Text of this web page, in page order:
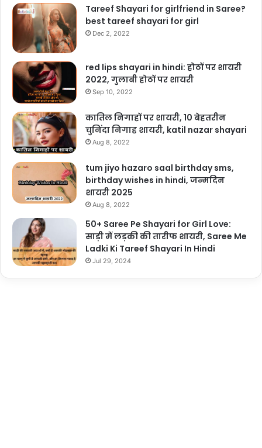
Tareef Shayari for girlfriend in Saree?
best tareef shayari for girl
Dec 2, 2022
red lips shayari in hindi: होठों पर शायरी
2022, गुलाबी होठों पर शायरी
Sep 10, 2022
कातिल निगाहों पर शायरी, 10 बेहतरीन
चुनिंदा निगाह शायरी, katil nazar shayari
Aug 8, 2022
tum jiyo hazaro saal birthday sms,
birthday wishes in hindi, जन्मदिन
शायरी 2025
Aug 8, 2022
50+ Saree Pe Shayari for Girl Love:
साड़ी में लड़की की तारीफ शायरी, Saree Me
Ladki Ki Tareef Shayari In Hindi
Jul 29, 2024